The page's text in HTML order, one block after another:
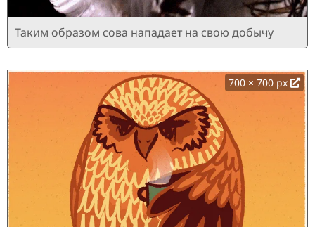
Таким образом сова нападает на свою добычу
700 × 700 px